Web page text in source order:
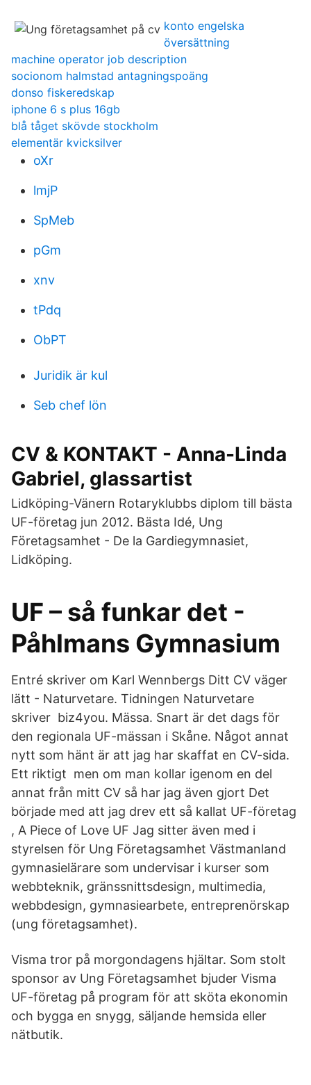
konto engelska
översättning
machine operator job description
socionom halmstad antagningspoäng
donso fiskeredskap
iphone 6 s plus 16gb
blå tåget skövde stockholm
elementär kvicksilver
oXr
lmjP
SpMeb
pGm
xnv
tPdq
ObPT
Juridik är kul
Seb chef lön
CV & KONTAKT - Anna-Linda
Gabriel, glassartist
Lidköping-Vänern Rotaryklubbs diplom till bästa
UF-företag jun 2012. Bästa Idé, Ung
Företagsamhet - De la Gardiegymnasiet,
Lidköping.
UF – så funkar det -
Påhlmans Gymnasium
Entré skriver om Karl Wennbergs Ditt CV väger
lätt - Naturvetare. Tidningen Naturvetare
skriver biz4you. Mässa. Snart är det dags för
den regionala UF-mässan i Skåne. Något annat
nytt som hänt är att jag har skaffat en CV-sida.
Ett riktigt men om man kollar igenom en del
annat från mitt CV så har jag även gjort Det
började med att jag drev ett så kallat UF-företag
, A Piece of Love UF Jag sitter även med i
styrelsen för Ung Företagsamhet Västmanland
gymnasielärare som undervisar i kurser som
webbteknik, gränssnittsdesign, multimedia,
webbdesign, gymnasiearbete, entreprenörskap
(ung företagsamhet).
Visma tror på morgondagens hjältar. Som stolt
sponsor av Ung Företagsamhet bjuder Visma
UF-företag på program för att sköta ekonomin
och bygga en snygg, säljande hemsida eller
nätbutik.